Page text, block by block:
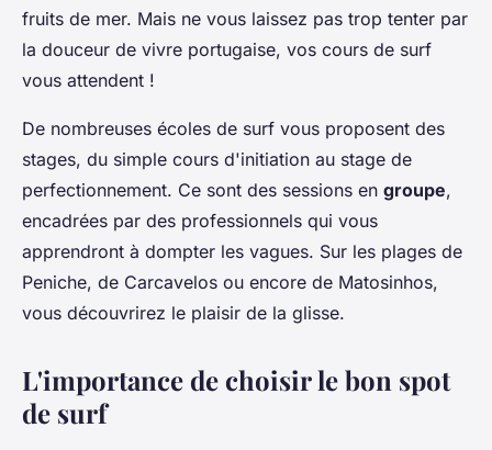
fruits de mer. Mais ne vous laissez pas trop tenter par
la douceur de vivre portugaise, vos cours de surf
vous attendent !
De nombreuses écoles de surf vous proposent des
stages, du simple cours d'initiation au stage de
perfectionnement. Ce sont des sessions en groupe,
encadrées par des professionnels qui vous
apprendront à dompter les vagues. Sur les plages de
Peniche, de Carcavelos ou encore de Matosinhos,
vous découvrirez le plaisir de la glisse.
L'importance de choisir le bon spot
de surf